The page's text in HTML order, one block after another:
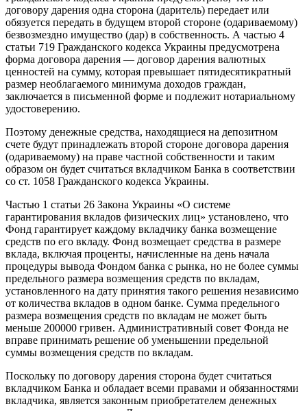
договору дарения одна сторона (даритель) передает или
обязуется передать в будущем второй стороне (одариваемому)
безвозмездно имущество (дар) в собственность. А частью 4
статьи 719 Гражданского кодекса Украины предусмотрена
форма договора дарения — договор дарения валютных
ценностей на сумму, которая превышает пятидесятикратный
размер необлагаемого минимума доходов граждан,
заключается в письменной форме и подлежит нотариальному
удостоверению.
Поэтому денежные средства, находящиеся на депозитном
счете будут принадлежать второй стороне договора дарения
(одариваемому) на праве частной собственности и таким
образом он будет считаться вкладчиком Банка в соответствии
со ст. 1058 Гражданского кодекса Украины.
Частью 1 статьи 26 Закона Украины «О системе
гарантирования вкладов физических лиц» установлено, что
Фонд гарантирует каждому вкладчику банка возмещение
средств по его вкладу. Фонд возмещает средства в размере
вклада, включая проценты, начисленные на день начала
процедуры вывода Фондом банка с рынка, но не более суммы
предельного размера возмещения средств по вкладам,
установленного на дату принятия такого решения независимо
от количества вкладов в одном банке. Сумма предельного
размера возмещения средств по вкладам не может быть
меньше 200000 гривен. Административный совет Фонда не
вправе принимать решение об уменьшении предельной
суммы возмещения средств по вкладам.
Поскольку по договору дарения сторона будет считаться
вкладчиком Банка и обладает всеми правами и обязанностями
вкладчика, является законным приобретателем денежных